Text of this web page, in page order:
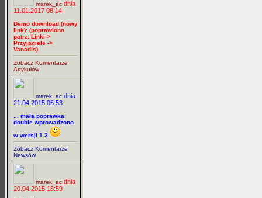
marek_ac dnia
11.01.2017 08:14
Demo download (nowy
link): (poprawiono
patrz: Linki->
Przyjaciele ->
Vanadis)
Zobacz Komentarze
Artykułów
marek_ac dnia
21.04.2015 05:53
... mała poprawka:
double wprowadzono
w wersji 1.3
Zobacz Komentarze
Newsów
marek_ac dnia
20.04.2015 18:59